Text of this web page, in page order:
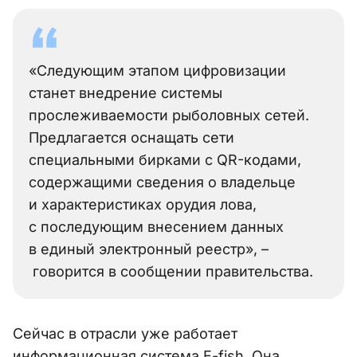
«Следующим этапом цифровизации
станет внедрение системы
прослеживаемости рыболовных сетей.
Предлагается оснащать сети
специальными бирками с QR-кодами,
содержащими сведения о владельце
и характеристиках орудия лова,
с последующим внесением данных
в единый электронный реестр», –
говорится в сообщении правительства.
Сейчас в отрасли уже работает